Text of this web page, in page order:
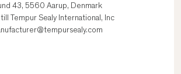
43, 5560 Aarup, Denmark
Tempur Sealy International, Inc